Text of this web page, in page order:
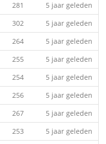
281
5 jaar geleden
302
5 jaar geleden
264
5 jaar geleden
255
5 jaar geleden
254
5 jaar geleden
256
5 jaar geleden
267
5 jaar geleden
253
5 jaar geleden